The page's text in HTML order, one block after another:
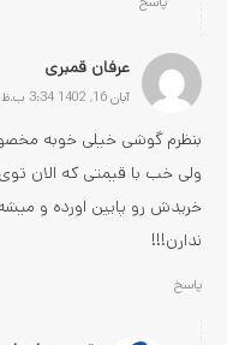
عرفان قمبری
آبان 16, 1402 3:34 ب.ظ
بنظرم گوشی خیلی خوبه
ندارن!!!
پاسخ